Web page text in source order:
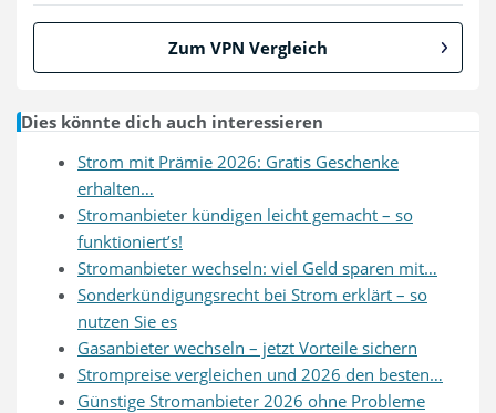
Zum VPN Vergleich
Dies könnte dich auch interessieren
Strom mit Prämie 2026: Gratis Geschenke
erhalten…
Stromanbieter kündigen leicht gemacht – so
funktioniert’s!
Stromanbieter wechseln: viel Geld sparen mit…
Sonderkündigungsrecht bei Strom erklärt – so
nutzen Sie es
Gasanbieter wechseln – jetzt Vorteile sichern
Strompreise vergleichen und 2026 den besten…
Günstige Stromanbieter 2026 ohne Probleme